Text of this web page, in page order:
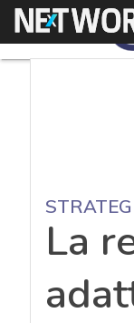
Menu
La